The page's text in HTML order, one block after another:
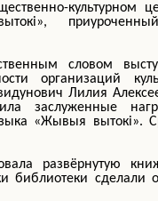
культурном
словом
организаций
Лилия
заслуженные
«Жывыя вытокі».
развёрнутую
библиотеки сделали